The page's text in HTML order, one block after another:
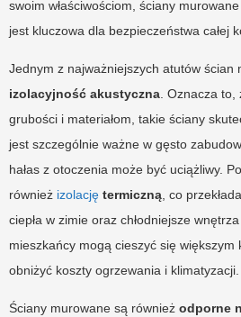
swoim właściwościom, ściany
jest kluczowa dla bezpieczeństwa całej
Jednym z najważniejszych atutów ścian
izolacyjność akustyczna. Oznacza to,
grubości i materiałom, takie ściany
jest szczególnie ważne w gęsto
hałas z otoczenia może być uciążliwy.
również izolację termiczną, co
ciepła w zimie oraz chłodniejsze
mieszkańcy mogą cieszyć się większym
obniżyć koszty ogrzewania i klimatyzacji.
Ściany murowane są również odporne